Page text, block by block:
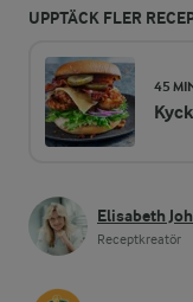
UPPTÄCK FLER
45
Elisabeth
Receptkreatör